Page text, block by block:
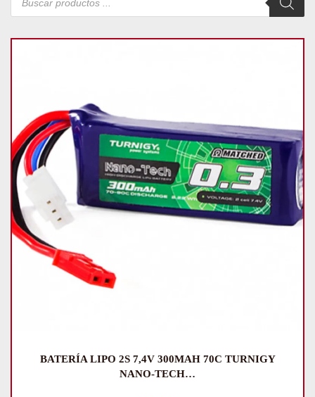
productos
SENSOR DIFUSO INDUSTRIAL 5V MR45 PARA
ROBOT MINI…